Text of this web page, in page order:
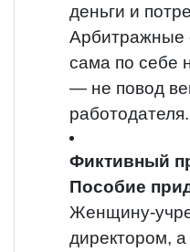
деньги и
Арбитражные
сама по себе
— не повод
работодателя.
Фиктивный
Пособие
Женщину-
директором,